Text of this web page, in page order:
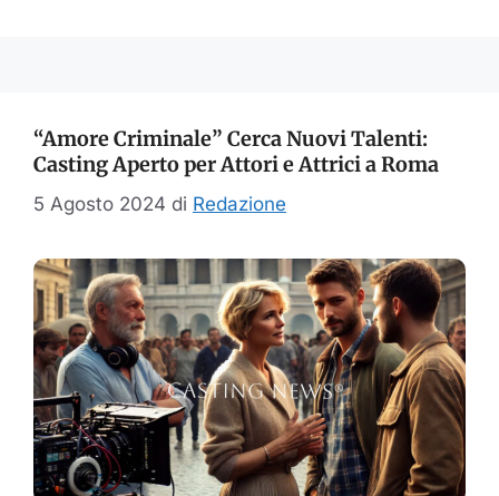
“Amore Criminale” Cerca Nuovi Talenti:
Casting Aperto per Attori e Attrici a Roma
5 Agosto 2024 di Redazione